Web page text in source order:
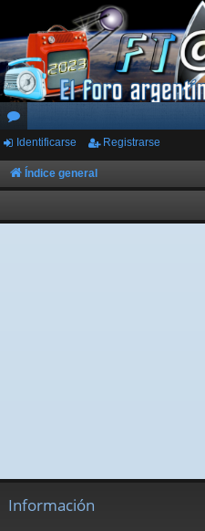
or
os
Identificarse Registrarse
Índice general
Información